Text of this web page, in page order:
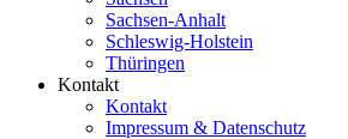
Sachsen-Anhalt
Schleswig-Holstein
Thüringen
Kontakt
Kontakt
Impressum & Datenschutz